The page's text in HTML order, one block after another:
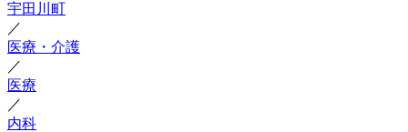
宇田川町
／
医療・介護
／
医療
／
内科